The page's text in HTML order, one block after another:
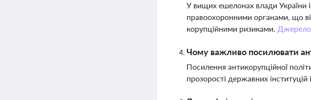
У вищих ешелонах влади України
правоохоронними органами, що
корупційними ризиками. Джерело
Чому важливо посилювати
Посилення антикорупційної
прозорості державних інституцій